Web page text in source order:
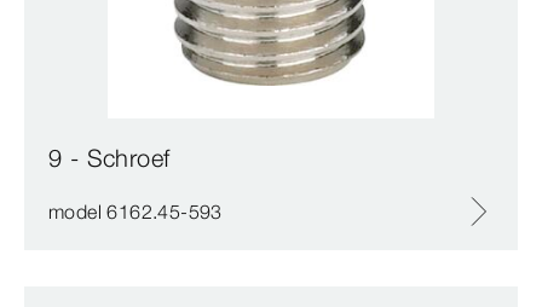
9 - Schroef
model 6162.45-593